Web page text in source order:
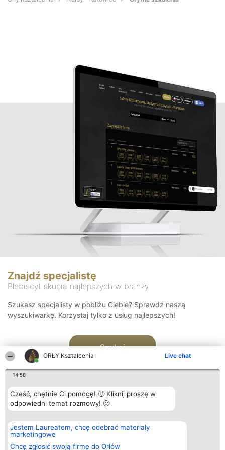
ORŁY Kształcenia Live chat
14:58
Cześć, chętnie Ci pomogę! 🙂 Kliknij proszę w
odpowiedni temat rozmowy! 🙂
Jestem Laureatem, chcę odebrać materiały
marketingowe
Chcę zgłosić swoją firmę do Orłów
Znajdź specjalistę
Plebiscyt skupia najlepszych w branży
Szukasz specjalisty w pobliżu Ciebie? Sprawdź naszą
wyszukiwarkę. Korzystaj tylko z usług najlepszych!
Szukaj
Organizator plebiscytu
Bright Side Solutions sp. z o.
o. sp. k.
ul. Ruska 22
Plebiscyt
Laureaci
wszystkich
Kontakt
Kontakt